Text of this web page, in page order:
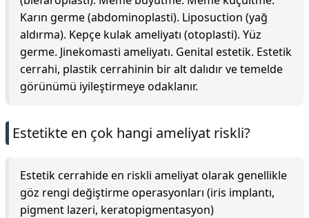
Karın germe (abdominoplasti). Liposuction (yağ
aldırma). Kepçe kulak ameliyatı (otoplasti). Yüz
germe. Jinekomasti ameliyatı. Genital estetik. Estetik
cerrahi, plastik cerrahinin bir alt dalıdır ve temelde
görünümü iyileştirmeye odaklanır.
Estetikte en çok hangi ameliyat riskli?
Estetik cerrahide en riskli ameliyat olarak genellikle
göz rengi değiştirme operasyonları (iris implantı,
pigment lazeri, keratopigmentasyon)